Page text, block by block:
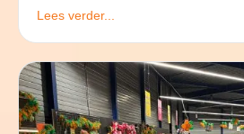
Lees verder...